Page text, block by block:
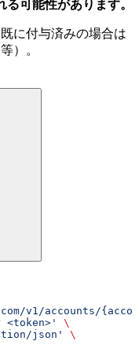
可能性があります。
に付与済みの場合は
）。
v1/accounts/
\
json'
\